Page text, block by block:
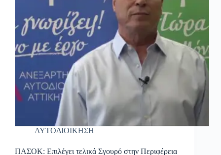
ΑΥΤΟΔΙΟΙΚΗΣΗ
ΠΑΣΟΚ: Επιλέγει τελικά Σγουρό στην Περιφέρεια